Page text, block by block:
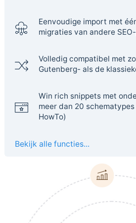
Eenvoudige import met
migraties van andere
Volledig compatibel met
Gutenberg- als de
Win rich snippets met
meer dan 20 schematypes
HowTo)
Bekijk alle functies...